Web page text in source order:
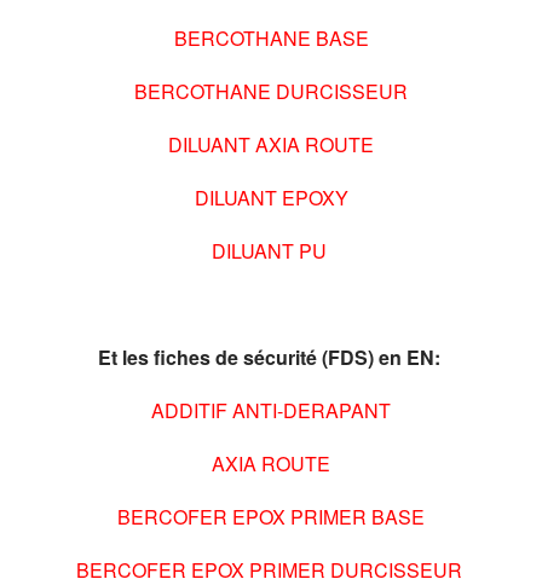
BERCOTHANE BASE
BERCOTHANE DURCISSEUR
DILUANT AXIA ROUTE
DILUANT EPOXY
DILUANT PU
Et les fiches de sécurité (FDS) en EN:
ADDITIF ANTI-DERAPANT
AXIA ROUTE
BERCOFER EPOX PRIMER BASE
BERCOFER EPOX PRIMER DURCISSEUR